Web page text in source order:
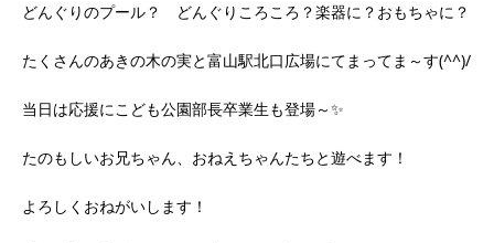
どんぐりのプール？ どんぐりころころ？楽器に？おもちゃに？
たくさんのあきの木の実と富山駅北口広場にてまってま～す(^^)/
当日は応援にこども公園部長卒業生も登場～✨
たのもしいお兄ちゃん、おねえちゃんたちと遊べます！
よろしくおねがいします！